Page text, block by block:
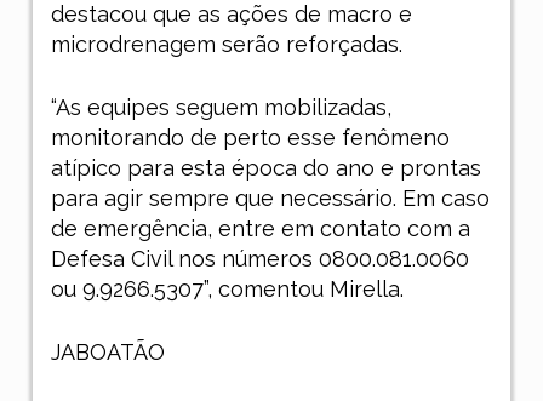
destacou que as ações de macro e
microdrenagem serão reforçadas.
“As equipes seguem mobilizadas,
monitorando de perto esse fenômeno
atípico para esta época do ano e prontas
para agir sempre que necessário. Em caso
de emergência, entre em contato com a
Defesa Civil nos números 0800.081.0060
ou 9.9266.5307”, comentou Mirella.
JABOATÃO